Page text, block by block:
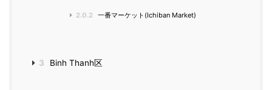
2.0.2 一番マーケット(Ichiban Market)
3 Binh Thanh区